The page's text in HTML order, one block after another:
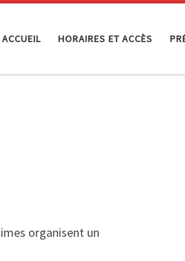
ACCUEIL HORAIRES ET ACCÈS
organisent un